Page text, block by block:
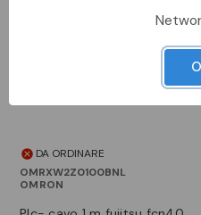
DA ORDINARE
OMRXW2Z0100BNL
OMRON